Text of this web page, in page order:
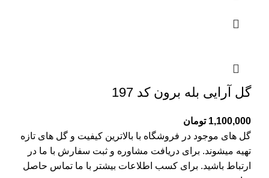
گل آرایی بله برون کد 197
1,100,000 تومان
گل های موجود در فروشگاه با بالاترین کیفیت و گل های تازه
تهیه میشوند. برای دریافت مشاوره و ثبت سفارش با ما در
ارتباط باشید. برای کسب اطلاعات بیشتر با ما تماس حاصل